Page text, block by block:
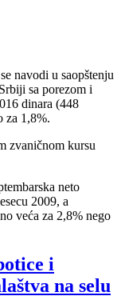
navodi u saopštenju
sa porezom i
dinara (448
za 1,8%.
zvaničnom kursu
neto
2009, a
veća za 2,8% nego
i
na selu